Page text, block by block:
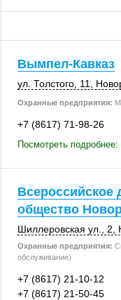
Вымпел-Кавказ
ул. Толстого, 11
Охранные предприятия:
+7 (8617) 71-98-26
Посмотреть
Всероссийское
общество
Шиллеровская ул., 2
Охранные предприятия:
обслуживание)
+7 (8617) 21-10-12
+7 (8617) 21-50-45